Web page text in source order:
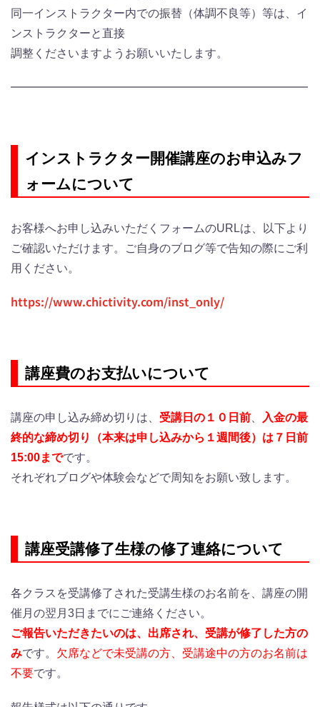
同一インストラクター内での振替（体調不良等）等は、イ
ンストラクターと直接
調整くださいますようお願いいたします。
━━━━━━━━━━━━━━━━━━━━━━━━━━
インストラクター開催講座のお申込みフ
ォームについて
お客様へお申し込みいただくフォームのURLは、以下より
ご確認いただけます。ご自身のブログ等で告知の際にご利
用ください。
https://www.chictivity.com/inst_only/
講座費のお支払いについて
講座の申し込み締め切りは、 受講日の１０日前
入金の最
終的な締め切り（本来は申し込みから１週間後）は７日前
15:00までです。
それぞれブログや体験会などで周知をお願い致します。
講座受講修了生様の修了連絡について
各クラスを受講修了された受講生様のお名前を、講座の開
催月の翌月3日までにご連絡ください。
ご報告いただきたいのは、出席され、受講が修了した方の
みです。 欠席などで未受講の方、受講途中の方のお名前は
不要です。